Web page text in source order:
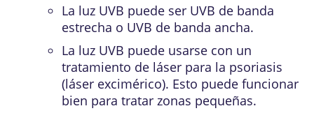
La luz UVB puede ser UVB de banda
estrecha o UVB de banda ancha.
La luz UVB puede usarse con un
tratamiento de láser para la psoriasis
(láser excimérico). Esto puede funcionar
bien para tratar zonas pequeñas.